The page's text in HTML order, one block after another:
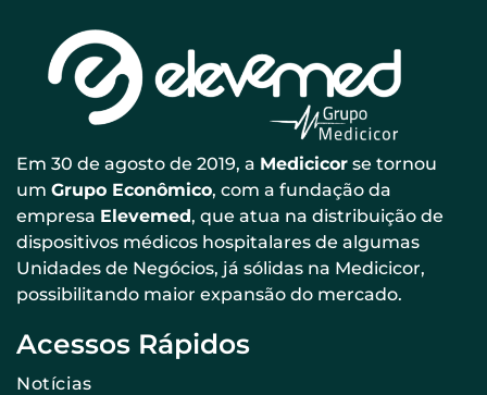
Em 30 de agosto de 2019, a Medicicor se tornou
um Grupo Econômico, com a fundação da
empresa Elevemed, que atua na distribuição de
dispositivos médicos hospitalares de algumas
Unidades de Negócios, já sólidas na Medicicor,
possibilitando maior expansão do mercado.
Acessos Rápidos
Notícias